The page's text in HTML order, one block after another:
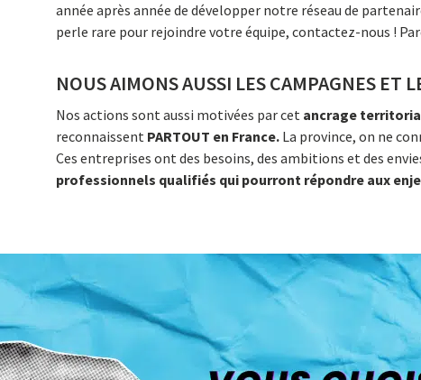
année après année de développer notre réseau de
perle rare pour rejoindre votre équipe, contactez-nous !
NOUS AIMONS AUSSI LES CAMPAGNES ET
Nos actions sont aussi motivées par cet ancrage
reconnaissent PARTOUT en France. La province, on ne
Ces entreprises ont des besoins, des ambitions et des
professionnels qualifiés qui pourront répondre aux